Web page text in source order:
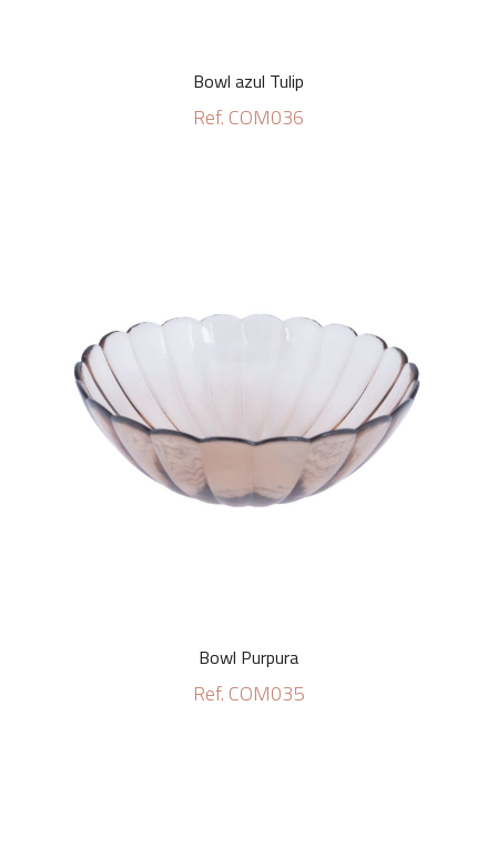
Bowl azul Tulip
Ref. COM036
Bowl Purpura
Ref. COM035